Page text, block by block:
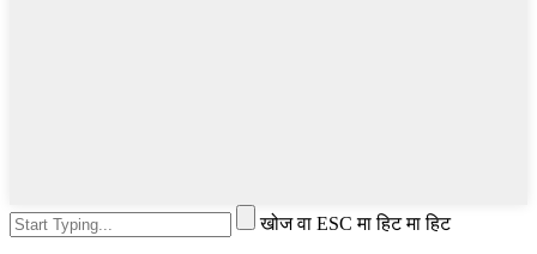
खोज वा ESC मा हिट मा हिट